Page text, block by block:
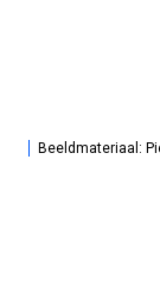
Beeldmateriaal: